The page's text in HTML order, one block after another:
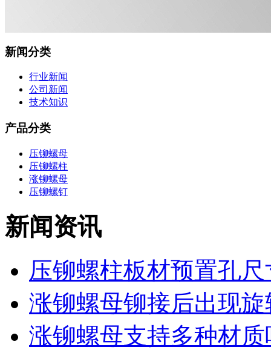
新闻分类
行业新闻
公司新闻
技术知识
产品分类
压铆螺母
压铆螺柱
涨铆螺母
压铆螺钉
新闻资讯
压铆螺柱板材预置孔
涨铆螺母铆接后出现旋
涨铆螺母支持多种材质